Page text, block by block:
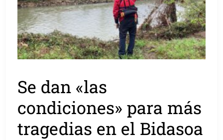
Se dan «las
condiciones» para más
tragedias en el Bidasoa